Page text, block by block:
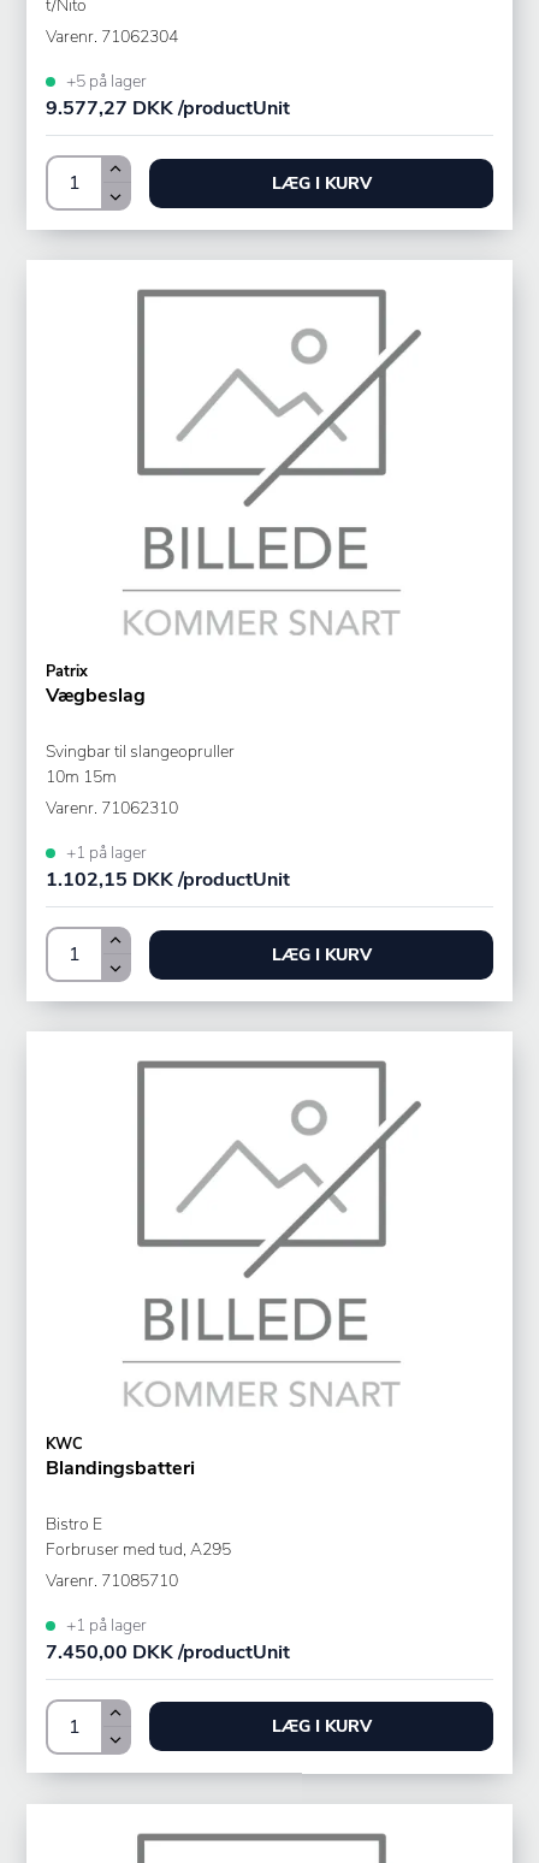
t/Nito
Varenr. 71062304
+5 på lager
9.577,27 DKK /productUnit
LÆG I KURV
Patrix
Vægbeslag
Svingbar til slangeopruller
10m 15m
Varenr. 71062310
+1 på lager
1.102,15 DKK /productUnit
LÆG I KURV
KWC
Blandingsbatteri
Bistro E
Forbruser med tud, A295
Varenr. 71085710
+1 på lager
7.450,00 DKK /productUnit
LÆG I KURV